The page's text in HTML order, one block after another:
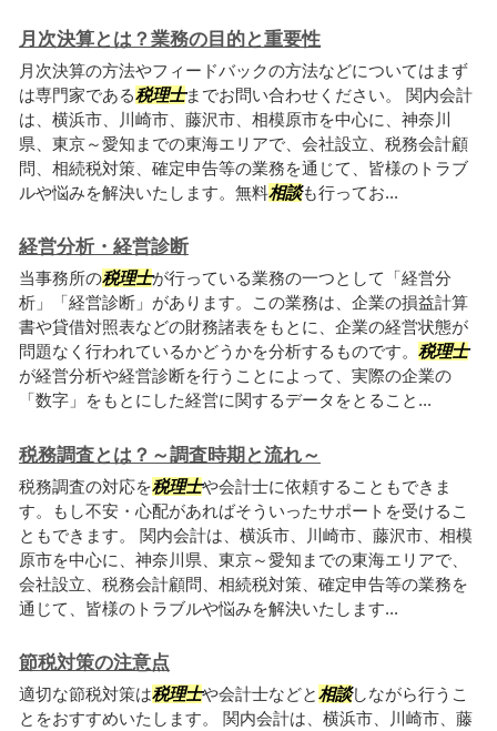
月次決算とは？業務の目的と重要性
月次決算の方法やフィードバックの方法などについてはまず
は専門家である税理士までお問い合わせください。 関内会計
は、横浜市、川崎市、藤沢市、相模原市を中心に、神奈川
県、東京～愛知までの東海エリアで、会社設立、税務会計顧
問、相続税対策、確定申告等の業務を通じて、皆様のトラブ
ルや悩みを解決いたします。無料相談も行ってお...
経営分析・経営診断
当事務所の税理士が行っている業務の一つとして「経営分
析」「経営診断」があります。この業務は、企業の損益計算
書や貸借対照表などの財務諸表をもとに、企業の経営状態が
問題なく行われているかどうかを分析するものです。 税理士
が経営分析や経営診断を行うことによって、実際の企業の
「数字」をもとにした経営に関するデータをとること...
税務調査とは？～調査時期と流れ～
税務調査の対応を税理士や会計士に依頼することもできま
す。もし不安・心配があればそういったサポートを受けるこ
ともできます。 関内会計は、横浜市、川崎市、藤沢市、相模
原市を中心に、神奈川県、東京～愛知までの東海エリアで、
会社設立、税務会計顧問、相続税対策、確定申告等の業務を
通じて、皆様のトラブルや悩みを解決いたします...
節税対策の注意点
適切な節税対策は税理士や会計士などと相談しながら行うこ
とをおすすめいたします。 関内会計は、横浜市、川崎市、藤